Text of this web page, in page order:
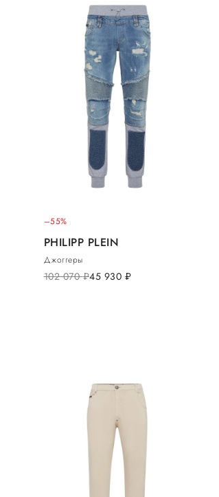
–55%
PHILIPP PLEIN
Джоггеры
102 070руб.45 930 руб.